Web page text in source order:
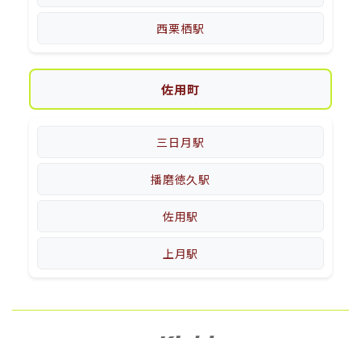
西栗栖駅
佐用町
三日月駅
播磨徳久駅
佐用駅
上月駅